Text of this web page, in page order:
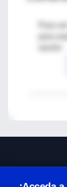
Para